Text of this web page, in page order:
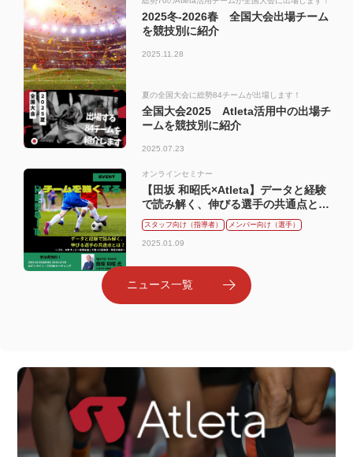
2025冬-2026春 全国大会出場チーム
を競技別に紹介
2025.11.28
夏の全国大会に総勢84チームが出場します！
全国大会2025 Atleta活用中の出場チ
ームを競技別に紹介
2025.07.23
オンラインセミナー
【田坂 和昭氏×Atleta】データと経験
で読み解く、伸びる選手の共通点と
は？ ～プロ、大学サッカー指導を通
じて培った田坂流・育成の視点～（お
申込みは終了しました）
スタッフ向け（指導者） メンバー向け（選手）
2025.01.09
ニュース一覧